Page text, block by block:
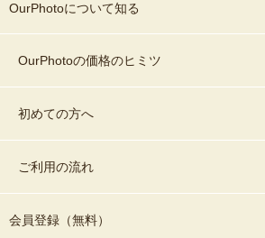
OurPhotoについて知る
OurPhotoの価格のヒミツ
初めての方へ
ご利用の流れ
会員登録（無料）